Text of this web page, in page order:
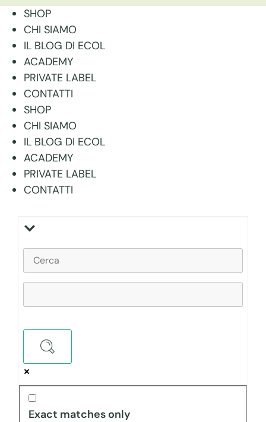
SHOP
CHI SIAMO
IL BLOG DI ECOL
ACADEMY
PRIVATE LABEL
CONTATTI
SHOP
CHI SIAMO
IL BLOG DI ECOL
ACADEMY
PRIVATE LABEL
CONTATTI
Exact matches only